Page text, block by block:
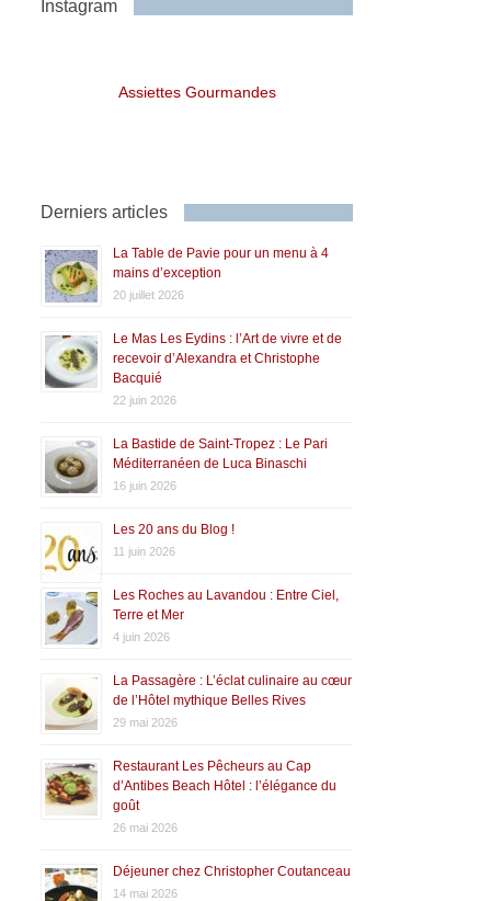
Instagram
Assiettes Gourmandes
Derniers articles
La Table de Pavie pour un menu à 4
mains d’exception
20 juillet 2026
Le Mas Les Eydins : l’Art de vivre et de
recevoir d’Alexandra et Christophe
Bacquié
22 juin 2026
La Bastide de Saint-Tropez : Le Pari
Méditerranéen de Luca Binaschi
16 juin 2026
Les 20 ans du Blog !
11 juin 2026
Les Roches au Lavandou : Entre Ciel,
Terre et Mer
4 juin 2026
La Passagère : L’éclat culinaire au cœur
de l’Hôtel mythique Belles Rives
29 mai 2026
Restaurant Les Pêcheurs au Cap
d’Antibes Beach Hôtel : l’élégance du
goût
26 mai 2026
Déjeuner chez Christopher Coutanceau
14 mai 2026